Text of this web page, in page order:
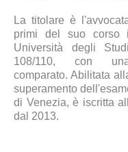
La titolare è
primi del suo corso
Università degli
108/110, con
comparato.Abilitata
superamento
di Venezia, è iscritta
dal 2013.